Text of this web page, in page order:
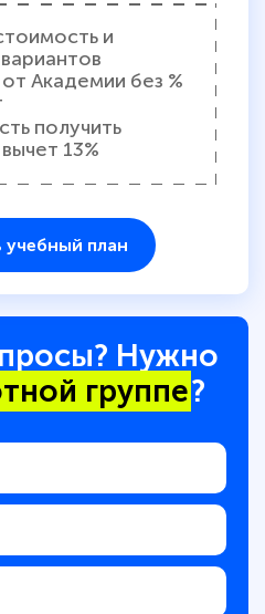
и
Академии без %
получить
13%
учебный план
Нужно
группе?